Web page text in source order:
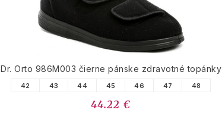
Dr. Orto 986M003 čierne pánske zdravotné topánky
42 43 44 45 46 47 48
44.22 €